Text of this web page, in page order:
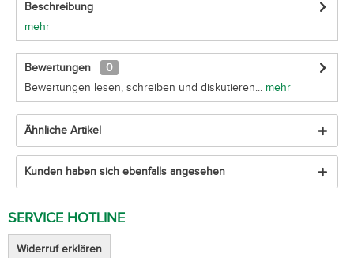
Beschreibung
mehr
Bewertungen
0
Bewertungen lesen, schreiben und diskutieren... mehr
Ähnliche Artikel
Kunden haben sich ebenfalls angesehen
SERVICE HOTLINE
Widerruf erklären